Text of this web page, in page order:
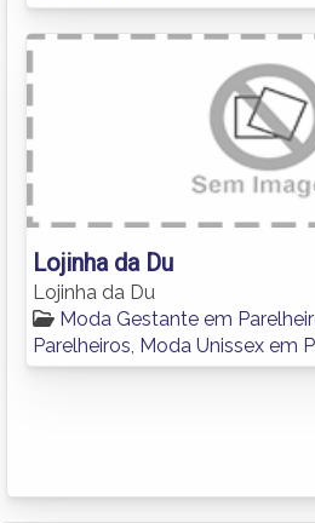
Lojinha da Du
Lojinha da Du
Moda Gestante em
Parelheiros Moda Unissex em